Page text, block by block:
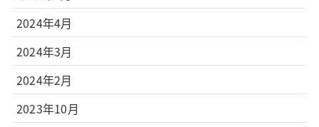
2024年4月
2024年3月
2024年2月
2023年10月